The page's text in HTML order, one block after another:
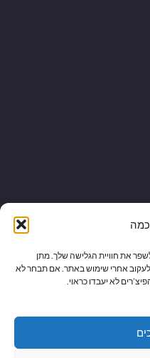
את חוויית הגלישה שלך. מתן
אחרי שימוש באתר. אם תבחר לא
לא יעבדו כראוי.